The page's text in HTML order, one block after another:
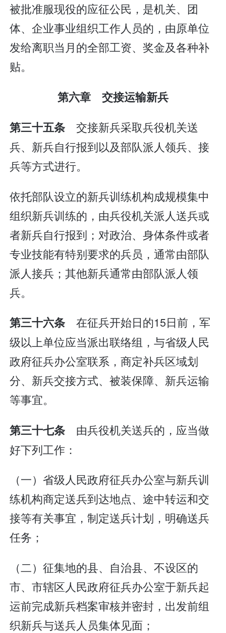
被批准服现役的应征公民，是机关、团
体、企业事业组织工作人员的，由原单位
发给离职当月的全部工资、奖金及各种补
贴。
第六章 交接运输新兵
第三十五条 交接新兵采取兵役机关送
兵、新兵自行报到以及部队派人领兵、接
兵等方式进行。
依托部队设立的新兵训练机构成规模集中
组织新兵训练的，由兵役机关派人送兵或
者新兵自行报到；对政治、身体条件或者
专业技能有特别要求的兵员，通常由部队
派人接兵；其他新兵通常由部队派人领
兵。
第三十六条 在征兵开始日的15日前，军
级以上单位应当派出联络组，与省级人民
政府征兵办公室联系，商定补兵区域划
分、新兵交接方式、被装保障、新兵运输
等事宜。
第三十七条 由兵役机关送兵的，应当做
好下列工作：
（一）省级人民政府征兵办公室与新兵训
练机构商定送兵到达地点、途中转运和交
接等有关事宜，制定送兵计划，明确送兵
任务；
（二）征集地的县、自治县、不设区的
市、市辖区人民政府征兵办公室于新兵起
运前完成新兵档案审核并密封，出发前组
织新兵与送兵人员集体见面；